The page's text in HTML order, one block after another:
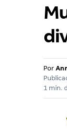
Por
1 min.